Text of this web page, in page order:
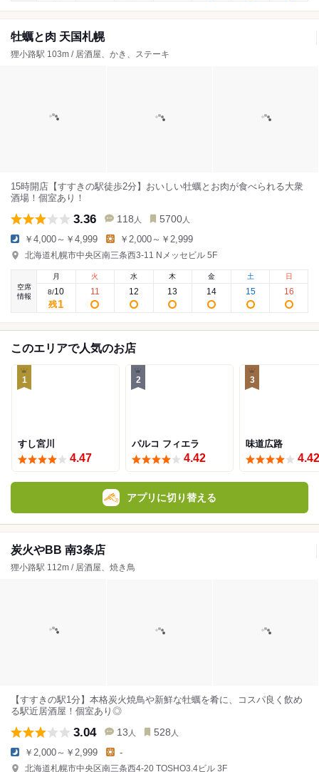
牡蠣と肉 天国札幌
狸小路駅 103m / 居酒屋、かき、ステーキ
15時開店【すすきの駅徒歩2分】おいしい牡蠣とお肉が食べられる大衆
酒場！個室あり！
3.36 118 人 5700 人
￥4,000～￥4,999 ￥2,000～￥2,999
北海道札幌市中央区南三条西3-11 Nメッセビル 5F
空席
情報
月
8/10
残1
火
11
水
12
木
13
金
14
土
15
日
16
このエリアで人気のお店
1
すし宮川
4.47
2
パルコ フィエラ
4.42
3
味道広路
4.42
アプリに切り替える
炭火やBB 南3条店
狸小路駅 112m / 居酒屋、焼き鳥
【すすきの駅1分】本格炭火焼鳥や新鮮な牡蠣を肴に、コスパ良く飲め
る駅近居酒屋！個室あり◎
3.04 13 人 528 人
￥2,000～￥2,999 -
北海道札幌市中央区南三条西4-20 TOSHO3.4ビル 3F